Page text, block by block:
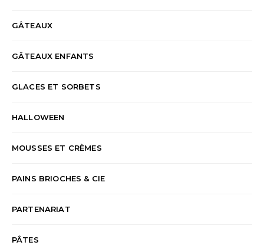
GÂTEAUX
GÂTEAUX ENFANTS
GLACES ET SORBETS
HALLOWEEN
MOUSSES ET CRÈMES
PAINS BRIOCHES & CIE
PARTENARIAT
PÂTES